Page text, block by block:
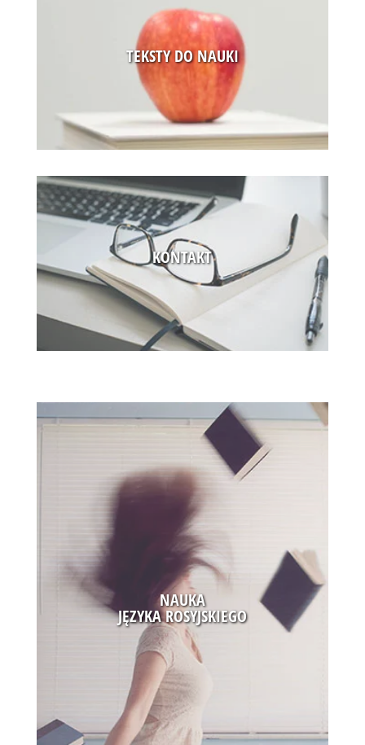
PODCASTY to doskonała pomoc w nauce języka. Każdy
PODCAST trwa około 5 minut i jest do niego załączony
słowniczek oraz tekst lekcji.
SPRAWDŹ OFERTĘ
TEKSTY DO NAUKI
SPRAWDŹ JUŻ TERAZ!
KONTAKT
NAPISZ DO MNIE
NAUKA
JĘZYKA ROSYJSKIEGO